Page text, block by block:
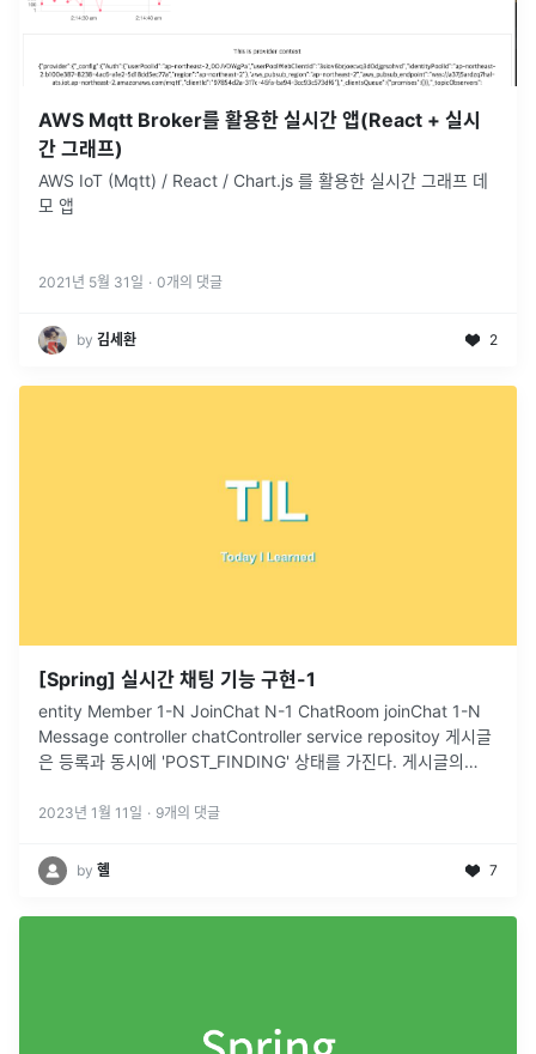
AWS Mqtt Broker를 활용한 실시간 앱(React + 실시
간 그래프)
AWS IoT (Mqtt) / React / Chart.js 를 활용한 실시간 그래프 데
모 앱
2021년 5월 31일 · 0개의 댓글
by 김세환 2
[Spring] 실시간 채팅 기능 구현-1
entity Member 1-N JoinChat N-1 ChatRoom joinChat 1-N
Message controller chatController service repositoy 게시글
은 등록과 동시에 'POST_FINDING' 상태를 가진다. 게시글의
2023년 1월 11일 · 9개의 댓글
by 혤 7